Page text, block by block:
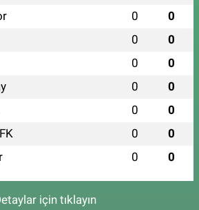
VE 112 KARŞISI)
CAD. NO:43(ÇEKİRGE DEVLET HASTANESİ -
0 0
0 0
0 0
0 0
0 0
0 0
0 0
için tıklayın